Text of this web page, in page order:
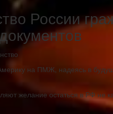
России
на ПМЖ, надеясь в
желание остаться в РФ не